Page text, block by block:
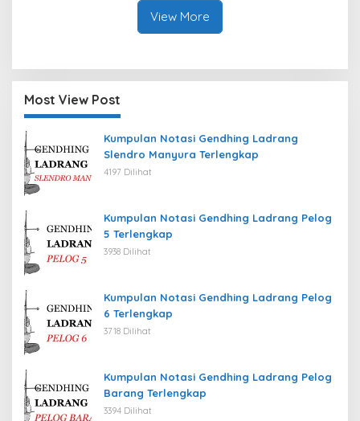
View More
Most View Post
Kumpulan Notasi Gendhing Ladrang
Slendro Manyura Terlengkap
4197 Dilihat
Kumpulan Notasi Gendhing Ladrang Pelog
5 Terlengkap
3938 Dilihat
Kumpulan Notasi Gendhing Ladrang Pelog
6 Terlengkap
3718 Dilihat
Kumpulan Notasi Gendhing Ladrang Pelog
Barang Terlengkap
3394 Dilihat